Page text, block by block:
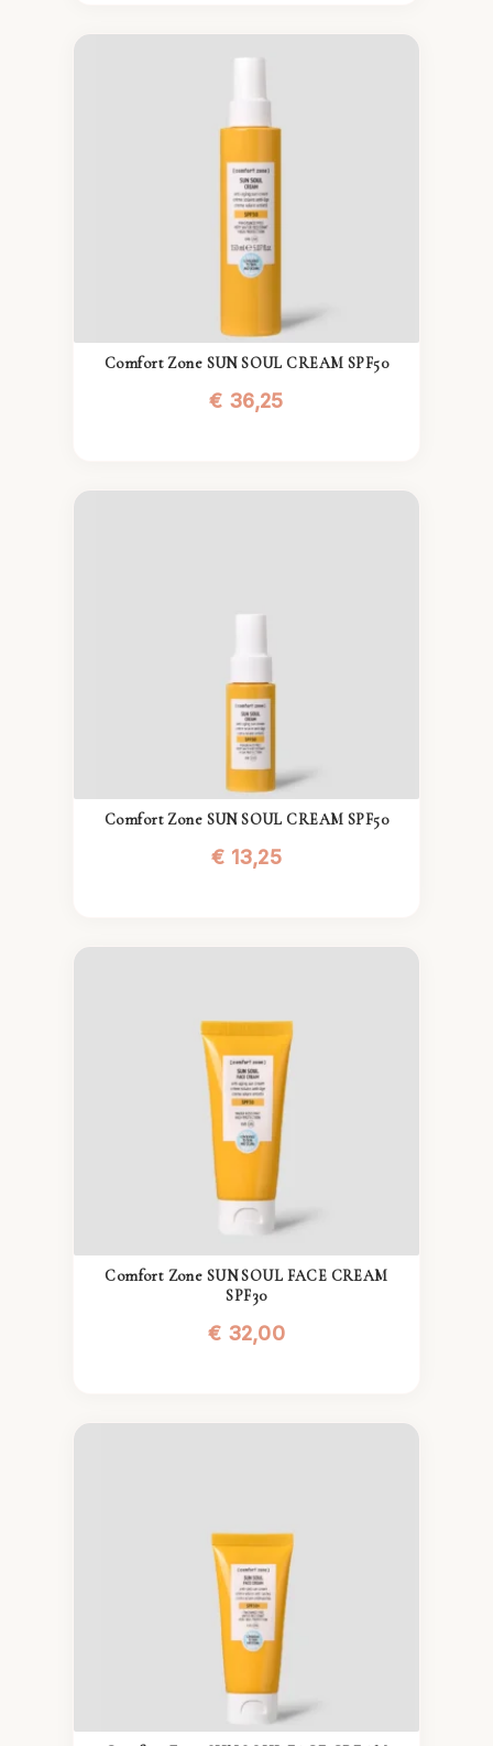
Comfort Zone SUN SOUL CREAM SPF50
€ 36,25
Comfort Zone SUN SOUL CREAM SPF50
€ 13,25
Comfort Zone SUN SOUL FACE CREAM
SPF30
€ 32,00